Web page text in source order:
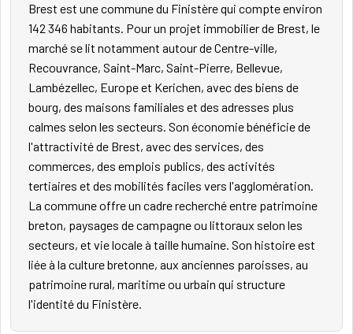
Brest est une commune du Finistère qui compte environ
142 346 habitants. Pour un projet immobilier de Brest, le
marché se lit notamment autour de Centre-ville,
Recouvrance, Saint-Marc, Saint-Pierre, Bellevue,
Lambézellec, Europe et Kerichen, avec des biens de
bourg, des maisons familiales et des adresses plus
calmes selon les secteurs. Son économie bénéficie de
l'attractivité de Brest, avec des services, des
commerces, des emplois publics, des activités
tertiaires et des mobilités faciles vers l'agglomération.
La commune offre un cadre recherché entre patrimoine
breton, paysages de campagne ou littoraux selon les
secteurs, et vie locale à taille humaine. Son histoire est
liée à la culture bretonne, aux anciennes paroisses, au
patrimoine rural, maritime ou urbain qui structure
l'identité du Finistère.